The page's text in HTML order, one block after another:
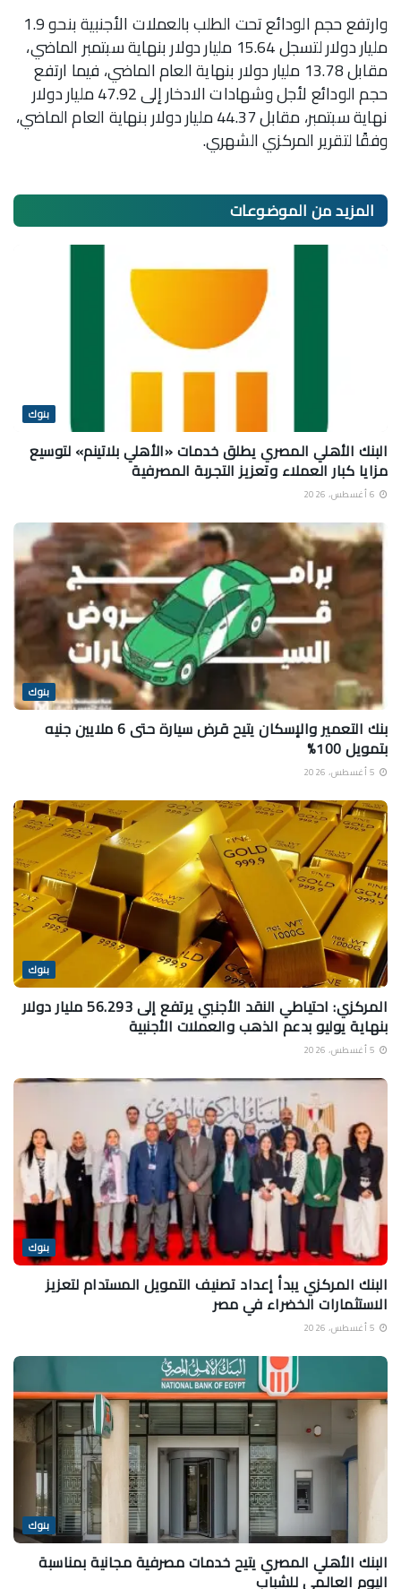
وارتفع حجم الودائع تحت الطلب بالعملات الأجنبية بنحو 1.9
مليار دولار لتسجل 15.64 مليار دولار بنهاية سبتمبر الماضي،
مقابل 13.78 مليار دولار بنهاية العام الماضي، فيما ارتفع
حجم الودائع لأجل وشهادات الادخار إلى 47.92 مليار دولار
نهاية سبتمبر، مقابل 44.37 مليار دولار بنهاية العام الماضي،
وفقًا لتقرير المركزي الشهري.
المزيد منالموضوعات
بنوك
البنك الأهلي المصري يطلق خدمات «الأهلي بلاتينم» لتوسيع
مزايا كبار العملاء وتعزيز التجربة المصرفية
بنوك
بنك التعمير والإسكان يتيح قرض سيارة حتى 6 ملايين جنيه
بتمويل 100%
بنوك
المركزي: احتياطي النقد الأجنبي يرتفع إلى 56.293 مليار دولار
بنهاية يوليو بدعم الذهب والعملات الأجنبية
بنوك
البنك المركزي يبدأ إعداد تصنيف التمويل المستدام لتعزيز
الاستثمارات الخضراء في مصر
بنوك
البنك الأهلي المصري يتيح خدمات مصرفية مجانية بمناسبة
اليوم العالمي للشباب